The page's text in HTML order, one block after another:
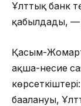
Ұлттық банк
қабылдады, —
Қасым-Жомарт
ақша-несие
бағалануы,